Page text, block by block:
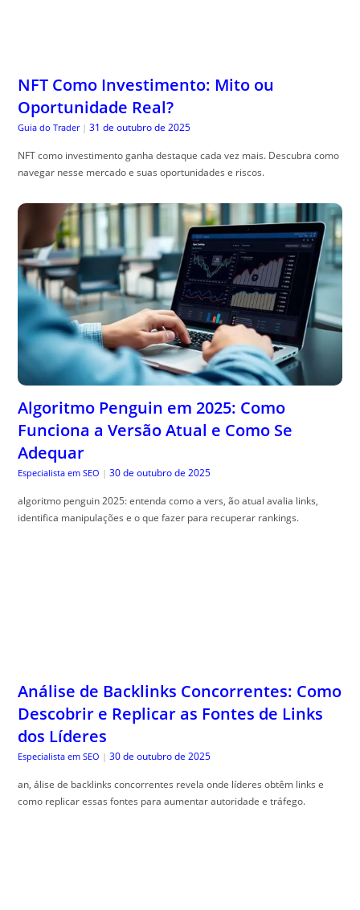
NFT Como Investimento: Mito ou
Oportunidade Real?
Guia do Trader | 31 de outubro de 2025
NFT como investimento ganha destaque cada vez mais. Descubra como
navegar nesse mercado e suas oportunidades e riscos.
Algoritmo Penguin em 2025: Como
Funciona a Versão Atual e Como Se
Adequar
Especialista em SEO | 30 de outubro de 2025
algoritmo penguin 2025: entenda como a vers, ão atual avalia links,
identifica manipulações e o que fazer para recuperar rankings.
Análise de Backlinks Concorrentes: Como
Descobrir e Replicar as Fontes de Links
dos Líderes
Especialista em SEO | 30 de outubro de 2025
an, álise de backlinks concorrentes revela onde líderes obtêm links e
como replicar essas fontes para aumentar autoridade e tráfego.